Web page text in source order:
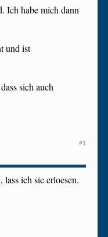
Ich habe mich dann
und ist
sich auch
#1
ich sie erloesen.